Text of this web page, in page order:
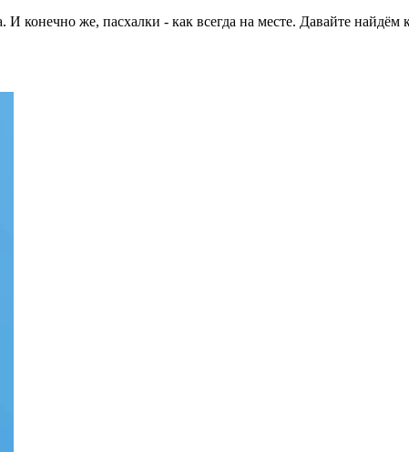
конечно же, пасхалки - как всегда на месте. Давайте